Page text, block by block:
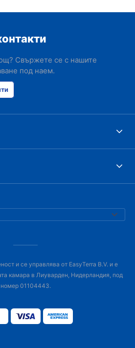
Свържете се с нашите
под наем.
и се управлява от EasyTerra B.V. и е
камара в Лиуварден, Нидерландия, под
номер 01104443.